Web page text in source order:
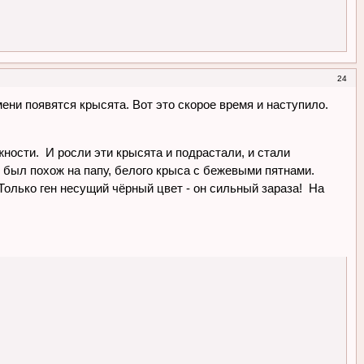
24
появятся крысята. Вот это скорое время и наступило.
И росли эти крысята и подрастали, и стали
похож на папу, белого крыса с бежевыми пятнами.
ген несущий чёрный цвет - он сильный зараза! На